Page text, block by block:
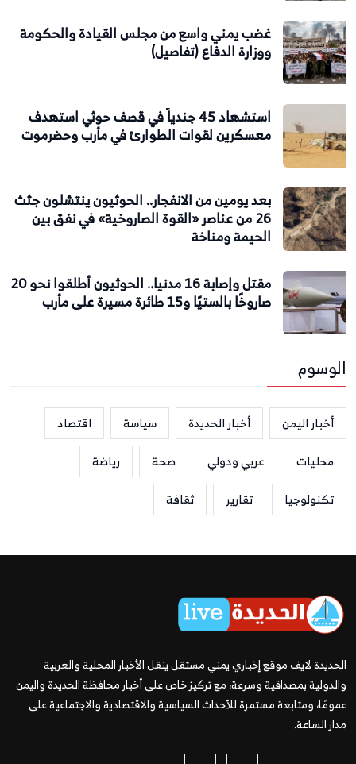
غضب يمني واسع من مجلس القيادة والحكومة
ووزارة الدفاع (تفاصيل)
استشهاد 45 جندياً في قصف حوثي استهدف
معسكرين لقوات الطوارئ في مأرب وحضرموت
بعد يومين من الانفجار.. الحوثيون ينتشلون جثث
26 من عناصر «القوة الصاروخية» في نفق بين
الحيمة ومناخة
مقتل وإصابة 16 مدنيا.. الحوثيون أطلقوا نحو 20
صاروخًا بالستيًا و15 طائرة مسيرة على مأرب
الوسوم
أخبار اليمن أخبار الحديدة سياسة
اقتصاد
محليات
عربي ودولي صحة
رياضة
تكنولوجيا
تقارير ثقافة
الحديدة لايف موقع إخباري يمني مستقل ينقل الأخبار المحلية والعربية
والدولية بمصداقية وسرعة، مع تركيز خاص على أخبار محافظة الحديدة واليمن
عمومًا، ومتابعة مستمرة للأحداث السياسية والاقتصادية والاجتماعية على
مدار الساعة.